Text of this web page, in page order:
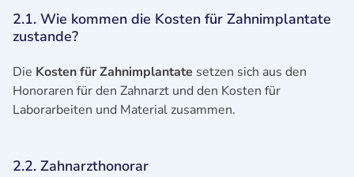
2.1. Wie kommen die Kosten für Zahnimplantate
zustande?
Die Kosten für Zahnimplantate setzen sich aus den
Honoraren für den Zahnarzt und den Kosten für
Laborarbeiten und Material zusammen.
2.2. Zahnarzthonorar